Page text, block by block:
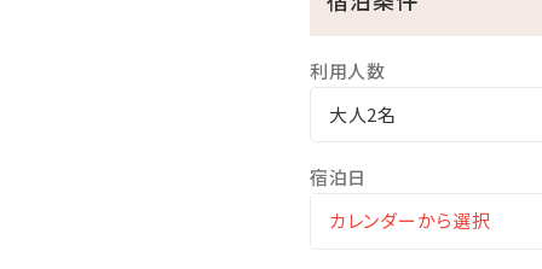
・お子様料金30％OFF♪※
・滞在中駐車場1台無料！(
＜毎週開催｜サザンde週末
ガーデンプールサイドで心
利用人数
大人2名
宿泊日